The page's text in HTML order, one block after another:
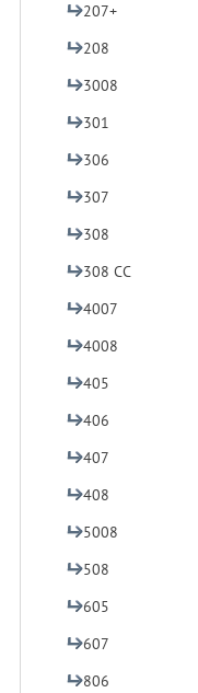
207+
208
3008
301
306
307
308
308 CC
4007
4008
405
406
407
408
5008
508
605
607
806